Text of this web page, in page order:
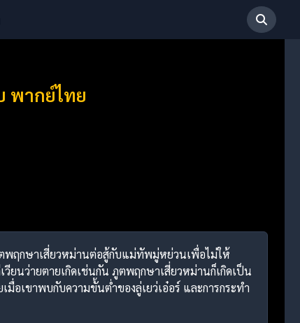
พากย์ไทย
ตพฤกษาเสี่ยวหม่านต่อสู้กับแม่ทัพมู่หย่วนเพื่อไม่ให้
ยนว่ายตายเกิดเช่นกัน ภูตพฤกษาเสี่ยวหม่านก็เกิดเป็น
อเขาพบกับความขั้นต่ำของลู่เยว่เอ๋อร์ และการกระทำ